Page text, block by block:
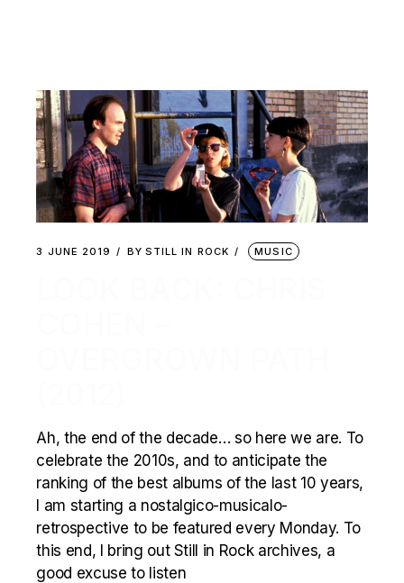
3 JUNE 2019 BY STILL IN ROCK MUSIC
Ah, the end of the decade… so here we are. To
celebrate the 2010s, and to anticipate the
ranking of the best albums of the last 10 years,
I am starting a nostalgico-musicalo-
retrospective to be featured every Monday. To
this end, I bring out Still in Rock archives, a
good excuse to listen